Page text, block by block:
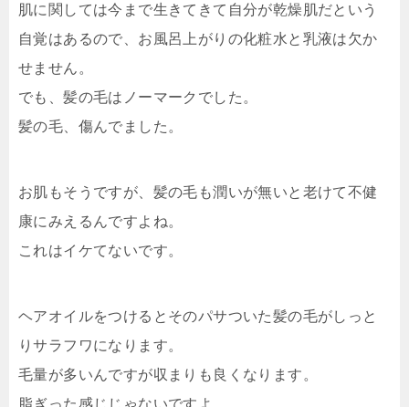
肌に関しては今まで生きてきて自分が乾燥肌だという
自覚はあるので、お風呂上がりの化粧水と乳液は欠か
せません。
でも、髪の毛はノーマークでした。
髪の毛、傷んでました。
お肌もそうですが、髪の毛も潤いが無いと老けて不健
康にみえるんですよね。
これはイケてないです。
ヘアオイルをつけるとそのパサついた髪の毛がしっと
りサラフワになります。
毛量が多いんですが収まりも良くなります。
脂ぎった感じじゃないですよ。